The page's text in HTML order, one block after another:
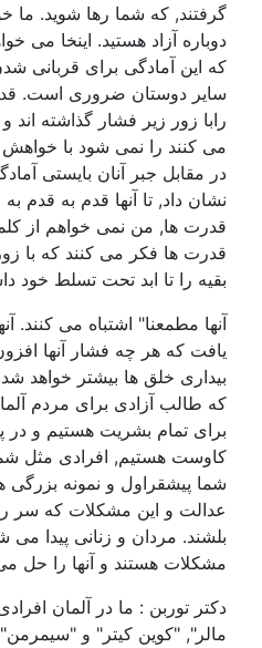
گرفتند, که شما رها شوید. ما
دوباره آزاد هستید. اینخا می
که این آمادگی برای قربانی شدن
سایر دوستان ضروری است. قدرت
رابا زور زیر فشار گذاشته اند و
می کنند را نمی شود با خواهش و
در مقابل جبر آنان بایستی آمادگی
نشان داد, تا آنها قدم به قدم به
قدرت ها, من نمی خواهم از کلمه
قدرت ها فکر می کنند که با زور و
بقیه را تا ابد تحت تسلط خود داشته
آنها مطمعنا" اشتباه می کنند. آنها
یافت که هر چه فشار آنها افزون
بیداری خلق ها بیشتر خواهد شد.
که طالب آزادی برای مردم
برای تمام بشریت هستیم و در پی
کاوست هستیم, افرادی مثل شما
شما پیشقراول و نمونه بزرگی
عدالت و این مشکلات که سر راه
بلشند. مردان و زنانی پیدا می
مشکلات هستند و آنها را حل می
دکتر توربن : ما در آلمان افرادی
مالر", "کوین کیتر" و "سیمرمن" و